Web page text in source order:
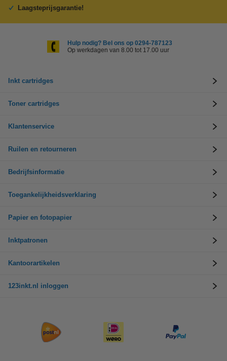
Laagsteprijsgarantie!
Hulp nodig? Bel ons op 0294-787123
Op werkdagen van 8.00 tot 17.00 uur
Inkt cartridges
Toner cartridges
Klantenservice
Ruilen en retourneren
Bedrijfsinformatie
Toegankelijkheidsverklaring
Papier en fotopapier
Inktpatronen
Kantoorartikelen
123inkt.nl inloggen